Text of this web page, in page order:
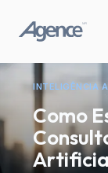
INTELIGÊNCIA
Como